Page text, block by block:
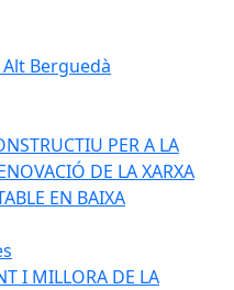
Berguedà
PER A LA
DE LA XARXA
EN BAIXA
I MILLORA DE LA